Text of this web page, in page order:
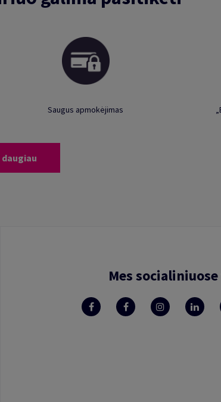
Saugus apmokėjimas
Mes